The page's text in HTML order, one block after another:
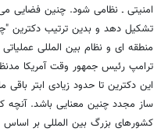
امنیتی ـ نظامی شود. چنین فضایی می
تشکیل دهد و بدین ترتیب دکترین
ترامپ رئیس جمهور وقت آمریکا
این دکترین تا حدود زیادی ابتر باقی
ساز مجدد چنین معنایی باشد. آنچه
کشورهای بزرگ بین المللی بر اساس